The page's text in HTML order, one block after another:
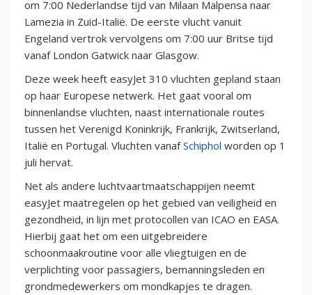
om 7:00 Nederlandse tijd van Milaan Malpensa naar
Lamezia in Zuid-Italië. De eerste vlucht vanuit
Engeland vertrok vervolgens om 7:00 uur Britse tijd
vanaf London Gatwick naar Glasgow.
Deze week heeft easyJet 310 vluchten gepland staan
op haar Europese netwerk. Het gaat vooral om
binnenlandse vluchten, naast internationale routes
tussen het Verenigd Koninkrijk, Frankrijk, Zwitserland,
Italië en Portugal. Vluchten vanafSchiphol worden op 1
juli hervat.
Net als andere luchtvaartmaatschappijen neemt
easyJet maatregelen op het gebied van veiligheid en
gezondheid, in lijn met protocollen van ICAO en EASA.
Hierbij gaat het om een uitgebreidere
schoonmaakroutine voor alle vliegtuigen en de
verplichting voor passagiers, bemanningsleden en
grondmedewerkers om mondkapjes te dragen.